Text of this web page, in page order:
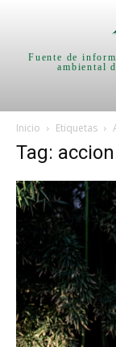
Fuente de
ambiental
Inicio Etiquetas
Tag: